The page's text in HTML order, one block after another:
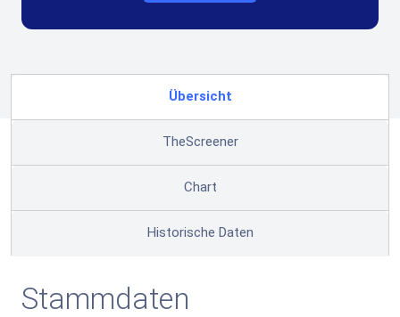
Übersicht
TheScreener
Chart
Historische Daten
Stammdaten